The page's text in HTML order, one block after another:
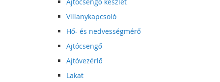
Villanykapcsoló
Hő- és nedvességmérő
Ajtócsengő
Ajtóvezérlő
Lakat